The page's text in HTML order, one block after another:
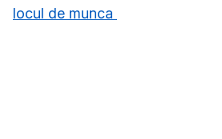
locul de munca